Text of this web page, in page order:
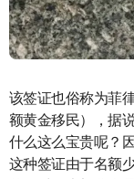
该签证也俗称为菲
额黄金移民），据
什么这么宝贵呢？
这种签证由于名额